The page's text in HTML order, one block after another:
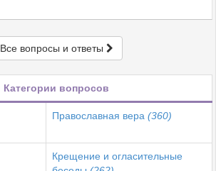
Все вопросы и ответы
Категории вопросов
Православная вера (360)
Крещение и огласительные